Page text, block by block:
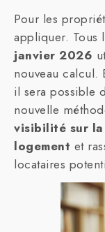
Pour les
appliquer. Tous
janvier 2026
nouveau calcul.
il sera possible
nouvelle
visibilité sur
logement et
locataires